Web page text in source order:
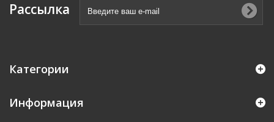
Рассылка
Категории
Информация